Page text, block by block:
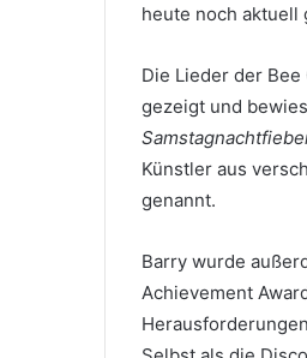
heute noch aktuell
Die Lieder der
gezeigt und
Künstler aus
genannt.
Barry wurde
Achievement